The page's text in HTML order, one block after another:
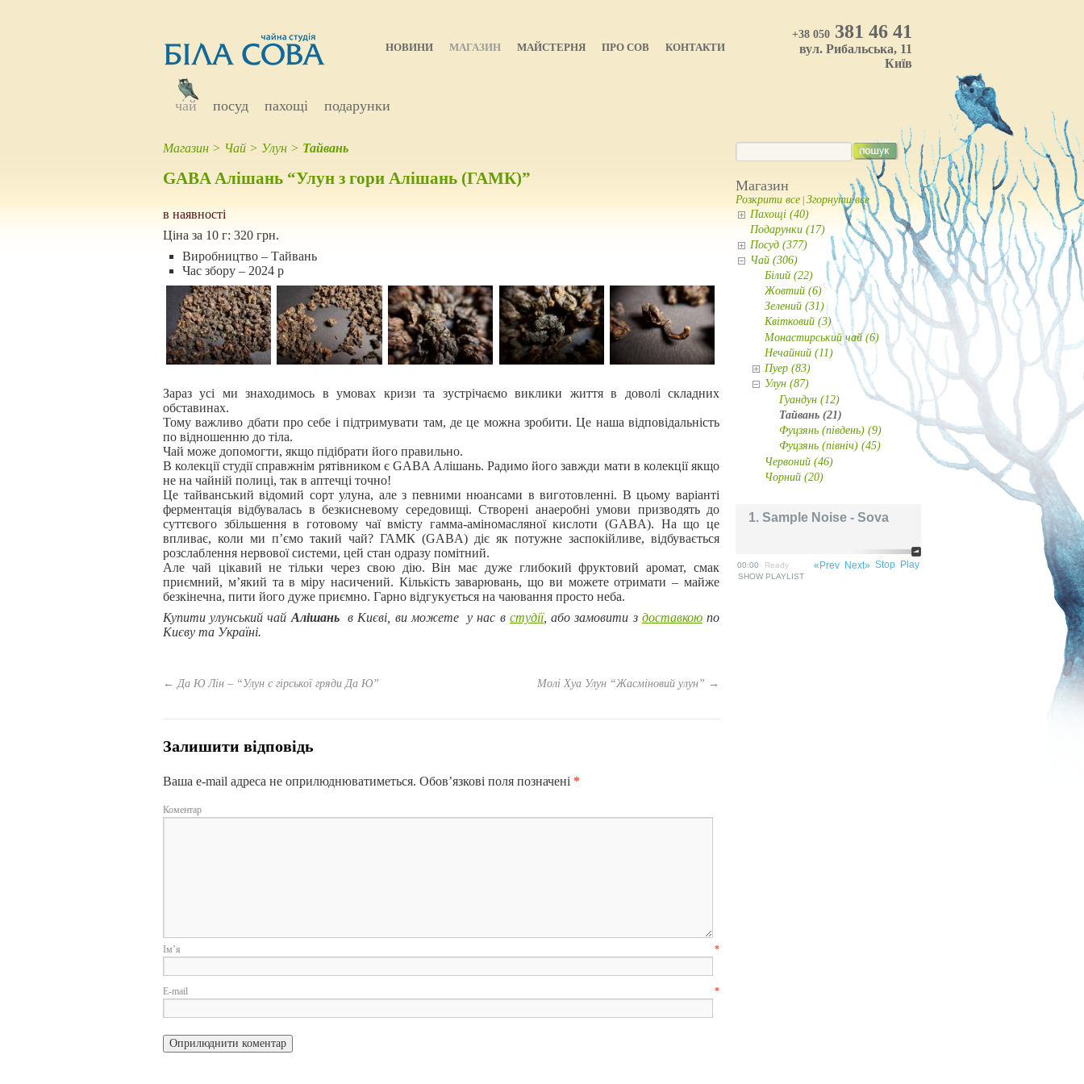
НОВИНИ МАГАЗИН МАЙСТЕРНЯ ПРО СОВ КОНТАКТИ
+38 050 381 46 41
вул. Рибальська, 11
Київ
чай посуд пахощі подарунки
Магазин > Чай > Улун > Тайвань
GABA Алішань “Улун з гори Алішань (ГАМК)”
в наявності
Ціна за 10 г: 320 грн.
Виробництво – Тайвань
Час збору – 2024 р
Зараз усі ми знаходимось в умовах кризи та зустрічаємо виклики життя в доволі складних
обставинах.
Тому важливо дбати про себе і підтримувати там, де це можна зробити. Це наша відповідальність
по відношенню до тіла.
Чай може допомогти, якщо підібрати його правильно.
В колекції студії справжнім рятівником є GABA Алішань. Радимо його завжди мати в колекції якщо
не на чайній полиці, так в аптечці точно!
Це тайванський відомий сорт улуна, але з певними нюансами в виготовленні. В цьому варіанті
ферментація відбувалась в безкисневому середовищі. Створені анаеробні умови призводять до
суттєвого збільшення в готовому чаї вмісту гамма-аміномасляної кислоти (GABA). На що це
впливає, коли ми пʼємо такий чай? ГАМК (GABA) діє як потужне заспокійливе, відбувається
розслаблення нервової системи, цей стан одразу помітний.
Але чай цікавий не тільки через свою дію. Він має дуже глибокий фруктовий аромат, смак
приємний, мʼякий та в міру насичений. Кількість заварювань, що ви можете отримати – майже
безкінечна, пити його дуже приємно. Гарно відгукується на чаювання просто неба.
Купити улунський чай Алішань в Києві, ви можете у нас в студії, або замовити з доставкоюпо
Києву та Україні.
← Да Ю Лін – “Улун с гірської гряди Да Ю” Молі Хуа Улун “Жасміновий улун” →
Залишити відповідь
Ваша e-mail адреса не оприлюднюватиметься. Обов’язкові поля позначені *
Коментар
Ім’я *
E-mail *
Магазин
Розкрити все Згорнути все
Пахощі (40)
Подарунки (17)
Посуд (377)
Чай (306)
Білий (22)
Жовтий (6)
Зелений (31)
Квітковий (3)
Монастирський чай (6)
Нечайний (11)
Пуер (83)
Улун (87)
Гуандун (12)
Тайвань (21)
Фуцзянь (південь) (9)
Фуцзянь (північ) (45)
Червоний (46)
Чорний (20)
1. Sample Noise - Sova
00:00 Ready Play
Stop
Next»
«Prev
SHOW PLAYLIST